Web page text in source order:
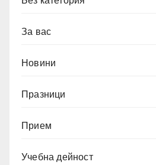
За вас
Новини
Празници
Прием
Учебна дейност